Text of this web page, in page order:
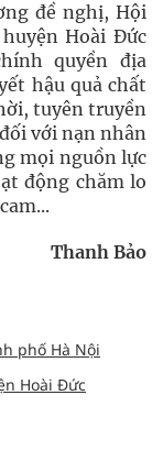
đề nghị, Hội
Hoài Đức
quyền địa
hậu quả chất
tuyên truyền
với nạn nhân
mọi nguồn lực
động chăm lo
Thanh Bảo
phố Hà Nội
Hoài Đức